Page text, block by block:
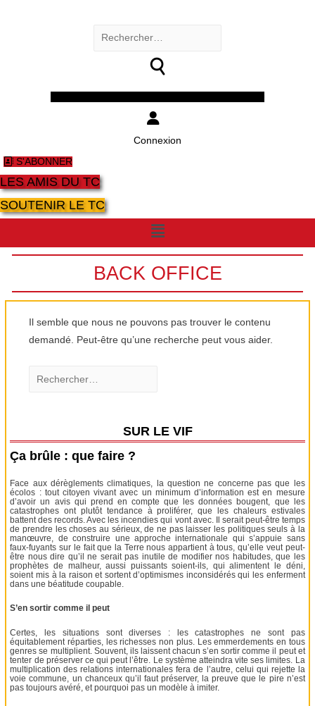
Rechercher :
Connexion
S'ABONNER
LES AMIS DU TC
SOUTENIR LE TC
Menu
BACK OFFICE
Il semble que nous ne pouvons pas trouver le contenu
demandé. Peut-être qu’une recherche peut vous aider.
Rechercher :
SUR LE VIF
Ça brûle : que faire ?
Face aux dérèglements climatiques, la question ne concerne pas que les
écolos : tout citoyen vivant avec un minimum d’information est en mesure
d’avoir un avis qui prend en compte que les données bougent, que les
catastrophes ont plutôt tendance à proliférer, que les chaleurs estivales
battent des records. Avec les incendies qui vont avec. Il serait peut-être temps
de prendre les choses au sérieux, de ne pas laisser les politiques seuls à la
manœuvre, de construire une approche internationale qui s’appuie sans
faux-fuyants sur le fait que la Terre nous appartient à tous, qu’elle veut peut-
être nous dire qu’il ne serait pas inutile de modifier nos habitudes, que les
prophètes de malheur, aussi puissants soient-ils, qui alimentent le déni,
soient mis à la raison et sortent d’optimismes inconsidérés qui les enferment
dans une béatitude coupable.
S’en sortir comme il peut
Certes, les situations sont diverses : les catastrophes ne sont pas
équitablement réparties, les richesses non plus. Les emmerdements en tous
genres se multiplient. Souvent, ils laissent chacun s’en sortir comme il peut et
tenter de préserver ce qui peut l’être. Le système atteindra vite ses limites. La
multiplication des relations internationales fera de l’autre, celui qui rejette la
voie commune, un chanceux qu’il faut préserver, la preuve que le pire n’est
pas toujours avéré, et pourquoi pas un modèle à imiter.